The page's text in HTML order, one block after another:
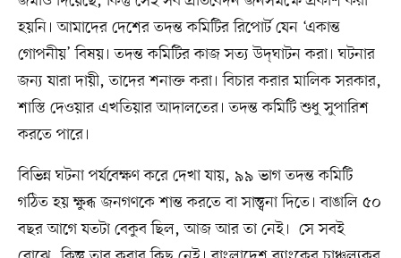
হয়নি। আমাদের দেশের তদন্ত কমিটির রিপোর্ট যেন ‘একান্ত
গোপনীয়’ বিষয়। তদন্ত কমিটির কাজ সত্য উদ্‌ঘাটন করা। ঘটনার
জন্য যারা দায়ী, তাদের শনাক্ত করা। বিচার করার মালিক সরকার,
শাস্তি দেওয়ার এখতিয়ার আদালতের। তদন্ত কমিটি শুধু সুপারিশ
করতে পারে।
বিভিন্ন ঘটনা পর্যবেক্ষণ করে দেখা যায়, ৯৯ ভাগ তদন্ত কমিটি
গঠিত হয় ক্ষুব্ধ জনগণকে শান্ত করতে বা সান্ত্বনা দিতে। বাঙালি ৫০
বছর আগে যতটা বেকুব ছিল, আজ আর তা নেই। সে সবই